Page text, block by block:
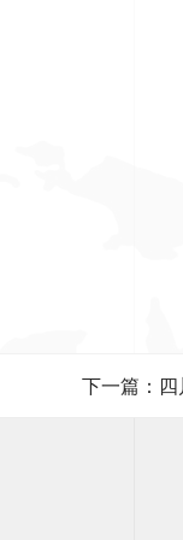
下一篇：